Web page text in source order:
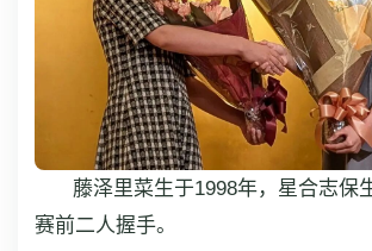
藤泽里菜生于1998年，星合志保
赛前二人握手。